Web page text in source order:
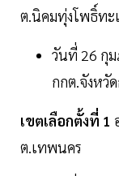
ต.นิคมทุ่งโพธิ์ทะ
วันที่ 26 กุ
กกต.จังหวั
เขตเลือกตั้งที่ 1
ต.เทพนคร